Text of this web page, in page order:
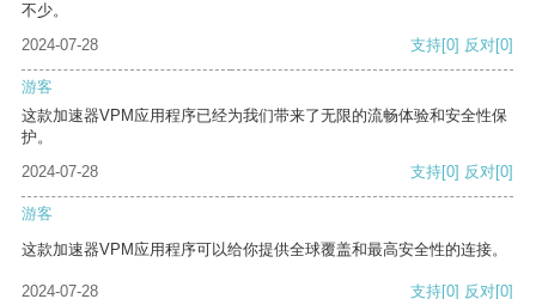
不少。
2024-07-28
支持[0] 反对[0]
游客
这款加速器VPM应用程序已经为我们带来了无限的流畅体验和安全性保
护。
2024-07-28
支持[0] 反对[0]
游客
这款加速器VPM应用程序可以给你提供全球覆盖和最高安全性的连接。
2024-07-28 支持[0] 反对[0]